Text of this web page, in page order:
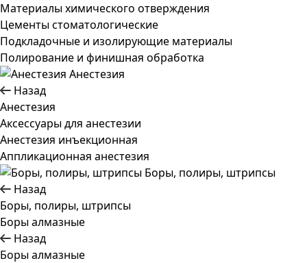
Материалы химического отверждения
Цементы стоматологические
Подкладочные и изолирующие материалы
Полирование и финишная обработка
Анестезия
Назад
Анестезия
Аксессуары для анестезии
Анестезия инъекционная
Аппликационная анестезия
Боры, полиры, штрипсы
Назад
Боры, полиры, штрипсы
Боры алмазные
Назад
Боры алмазные